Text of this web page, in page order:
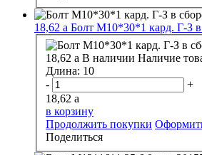
18,62 a Болт М10*30*1 кард. Г-З в
18,62 a В наличии Наличие
Длина: 10
-
+
18,62 a
в корзину
Продолжить покупки
Поделиться